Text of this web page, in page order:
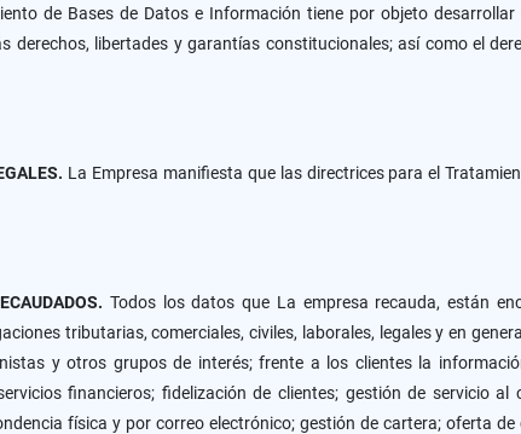
de Bases de Datos e Información tiene por objeto
derechos, libertades y garantías constitucionales; así como el
La Empresa manifiesta que las directrices para el
Todos los datos que La empresa recauda, están
tributarias, comerciales, civiles, laborales, legales y en
y otros grupos de interés; frente a los clientes la
financieros; fidelización de clientes; gestión de servicio
física y por correo electrónico; gestión de cartera; oferta